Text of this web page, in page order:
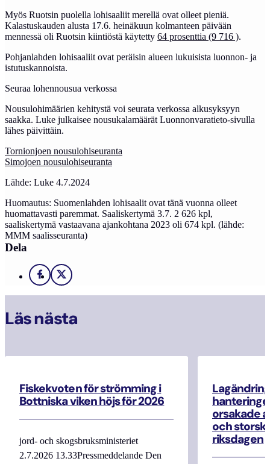
Myös Ruotsin puolella lohisaaliit merellä ovat olleet pieniä.
Kalastuskauden alusta 17.6. heinäkuun kolmanteen päivään
mennessä oli Ruotsin kiintiöstä käytetty 64 prosenttia (9 716 ).
Pohjanlahden lohisaaliit ovat peräisin alueen lukuisista luonnon- ja
istutuskannoista.
Seuraa lohennousua verkossa
Nousulohimäärien kehitystä voi seurata verkossa alkusyksyyn
saakka. Luke julkaisee nousukalamäärät Luonnonvaratieto-sivulla
lähes päivittäin.
Tornionjoen nousulohiseuranta
Simojoen nousulohiseuranta
Lähde: Luke 4.7.2024
Huomautus: Suomenlahden lohisaalit ovat tänä vuonna olleet
huomattavasti paremmat. Saaliskertymä 3.7. 2 626 kpl,
saaliskertymä vastaavana ajankohtana 2023 oli 674 kpl. (lähde:
MMM saalisseuranta)
Dela
Facebook
X
Läs nästa
Fiskekvoten för strömming i
Bottniska viken höjs för 2026
jord- och skogsbruksministeriet
2.7.2026 13.33Pressmeddelande Den
orsakade
och
riksdagen